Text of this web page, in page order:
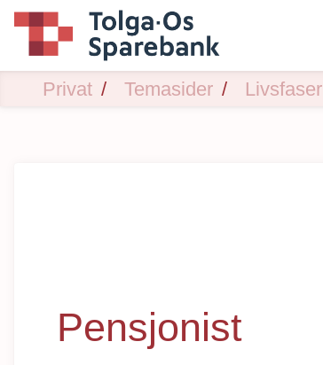
Privat Temasider Livsfaser
Pensjonist